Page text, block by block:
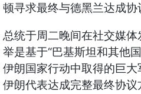
顿寻求最终与德黑兰达成协
总统于周二晚间在社交媒
举是基于“巴基斯坦和其他
伊朗国家行动中取得的巨
伊朗代表达成完整最终协